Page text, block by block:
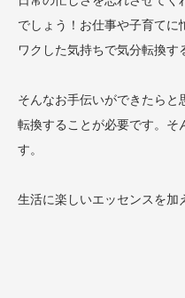
でしょう！お仕事や子育てに
ワクした気持ちで気分転換す
そんなお手伝いができたら
転換することが必要です。そ
す。
生活に楽しいエッセンスを加